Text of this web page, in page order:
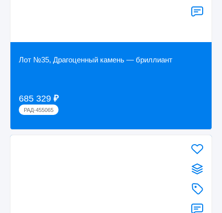
Лот №35, Драгоценный камень — бриллиант
685 329 ₽
РАД-455065